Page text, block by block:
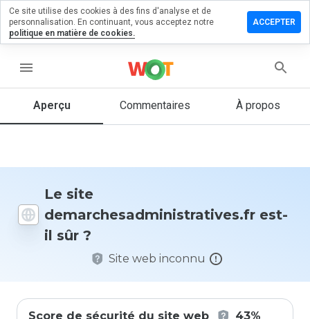
menu
Aperçu Commentaires À propos
Le site
demarchesadministratives.fr est-
il sûr ?
Site web inconnu
Score de sécurité du site web 43%
sur
Quelle
note entre
vous à ce
Ce site utilise des cookies à des fins d'analyse et de
personnalisation. En continuant, vous acceptez notre
politique en matière de cookies.
ACCEPTER